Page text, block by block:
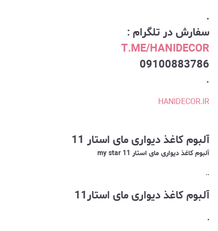
.
سفارش در تلگرام :
T.ME/HANIDECOR
09100883786
.
HANIDECOR.IR
آلبوم کاغذ دیواری مای استار 11
آلبوم کاغذ دیواری مای استار my star 11
..
آلبوم کاغذ دیواری مای استار11
.